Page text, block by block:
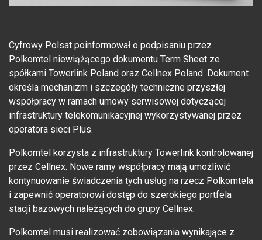
Cyfrowy Polsat poinformował o podpisaniu przez
Polkomtel niewiążącego dokumentu Term Sheet ze
spółkami Towerlink Poland oraz Cellnex Poland. Dokument
określa mechanizm i szczegóły techniczne przyszłej
współpracy w ramach umowy serwisowej dotyczącej
infrastruktury telekomunikacyjnej wykorzystywanej przez
operatora sieci Plus.
Polkomtel korzysta z infrastruktury Towerlink kontrolowanej
przez Cellnex. Nowe ramy współpracy mają umożliwić
kontynuowanie świadczenia tych usług na rzecz Polkomtela
i zapewnić operatorowi dostęp do szerokiego portfela
stacji bazowych należących do grupy Cellnex.
Polkomtel musi realizować zobowiązania wynikające z